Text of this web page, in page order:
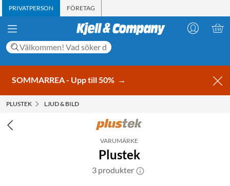
PRIVATPERSON FÖRETAG
SOMMARREA - Upp till 50% →
PLUSTEK LJUD & BILD
VARUMÄRKE
Plustek
3 produkter